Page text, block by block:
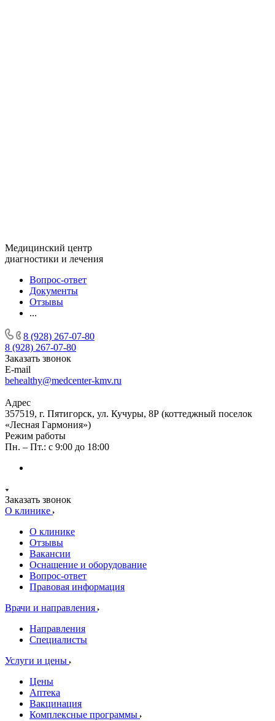
Медицинский центр
диагностики и лечения
Вопрос-ответ
Документы
Отзывы
...
8 (928) 267-07-80
8 (928) 267-07-80
Заказать звонок
E-mail
behealthy@medcenter-kmv.ru
Адрес
357519, г. Пятигорск, ул. Кучуры, 8Р (коттеджный поселок
«Лесная Гармония»)
Режим работы
Пн. – Пт.: с 9:00 до 18:00
Заказать звонок
О клинике
О клинике
Отзывы
Вакансии
Оснащение и оборудование
Вопрос-ответ
Правовая информация
Врачи и направления
Направления
Специалисты
Услуги и цены
Цены
Аптека
Вакцинация
Комплексные программы